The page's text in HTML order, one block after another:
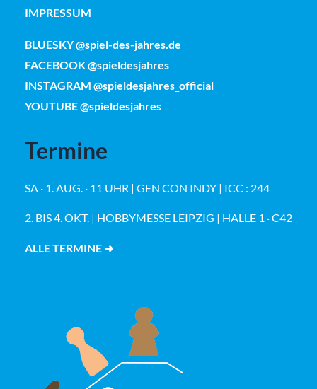
IMPRESSUM
BLUESKY @spiel-des-jahres.de
FACEBOOK @spieldesjahres
INSTAGRAM @spieldesjahres_official
YOUTUBE @spieldesjahres
Termine
SA · 1. AUG. · 11 UHR | GEN CON INDY | ICC : 244
2. BIS 4. OKT. | HOBBYMESSE LEIPZIG | HALLE 1 · C42
ALLE TERMINE ➜